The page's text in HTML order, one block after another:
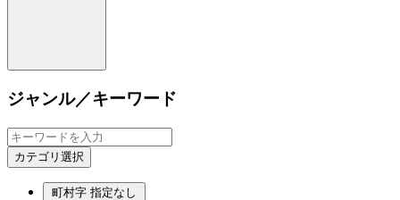
ジャンル／キーワード
カテゴリ選択
町村字 指定なし